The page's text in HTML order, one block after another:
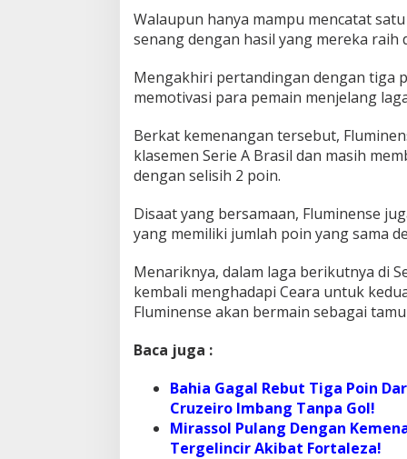
Walaupun hanya mampu mencatat
senang dengan hasil yang mereka raih
Mengakhiri pertandingan dengan tiga
memotivasi para pemain menjelang
Berkat kemenangan tersebut,
klasemen Serie A Brasil dan masih
dengan selisih 2 poin.
Disaat yang bersamaan, Fluminense
yang memiliki jumlah poin yang sama
Menariknya, dalam laga berikutnya di
kembali menghadapi Ceara untuk
Fluminense akan bermain sebagai tamu
Baca juga :
Bahia Gagal Rebut Tiga Poin
Cruzeiro Imbang Tanpa Gol!
Mirassol Pulang Dengan
Tergelincir Akibat Fortaleza!